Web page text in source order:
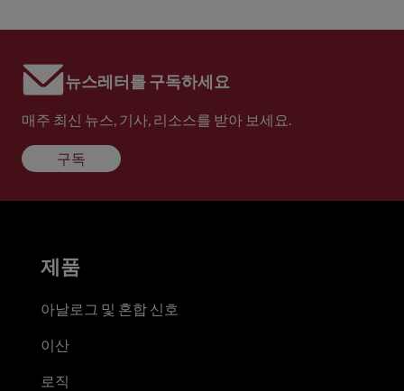
뉴스레터를 구독하세요
매주 최신 뉴스, 기사, 리소스를 받아 보세요.
구독
제품
아날로그 및 혼합 신호
이산
로직